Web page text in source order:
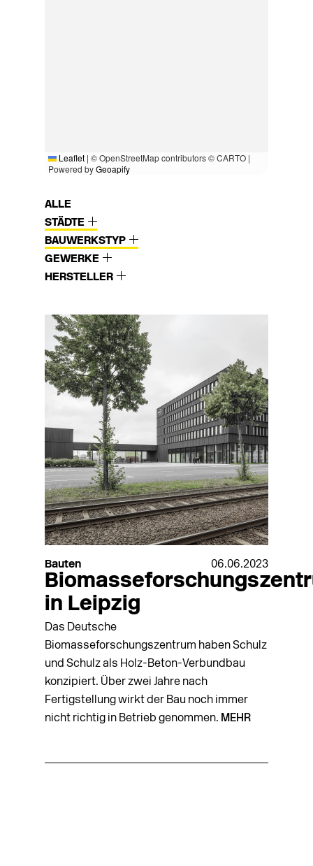
Leaflet | © OpenStreetMap contributors © CARTO |
Powered byGeoapify
ALLE
STÄDTE
BAUWERKSTYP
GEWERKE
HERSTELLER
Bauten 06.06.2023
in Leipzig
Das Deutsche
Biomasseforschungszentrum haben Schulz
und Schulz als Holz-Beton-Verbundbau
konzipiert. Über zwei Jahre nach
Fertigstellung wirkt der Bau noch immer
nicht richtig in Betrieb genommen. MEHR